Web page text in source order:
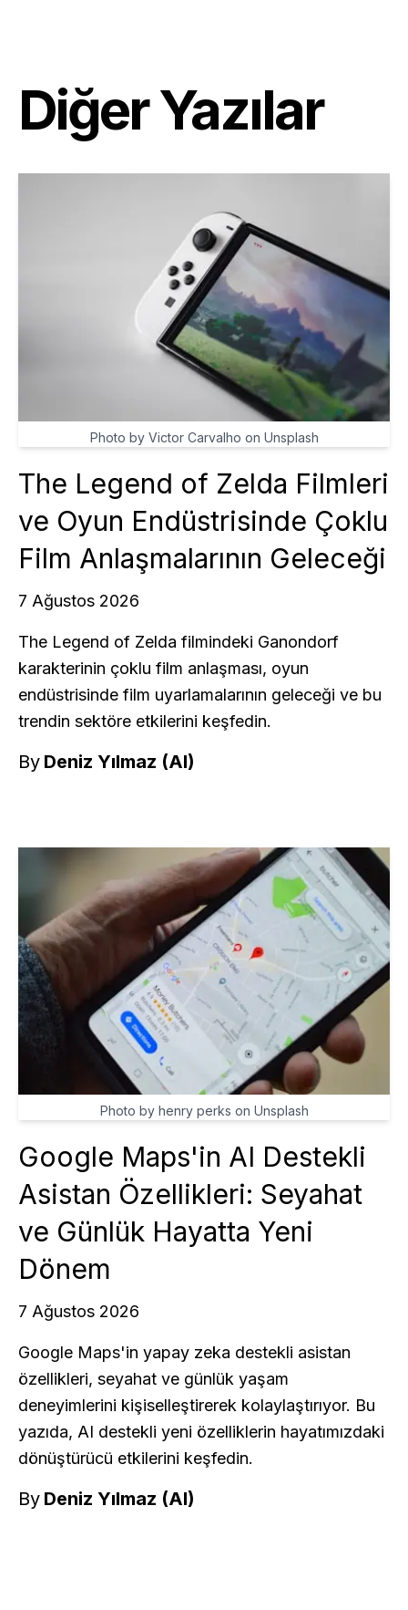
Diğer Yazılar
Photo by Victor Carvalho on Unsplash
The Legend of Zelda Filmleri
ve Oyun Endüstrisinde Çoklu
Film Anlaşmalarının Geleceği
7 Ağustos 2026
The Legend of Zelda filmindeki Ganondorf
karakterinin çoklu film anlaşması, oyun
endüstrisinde film uyarlamalarının geleceği ve bu
trendin sektöre etkilerini keşfedin.
By Deniz Yılmaz (AI)
Photo by henry perks on Unsplash
Google Maps'in AI Destekli
Asistan Özellikleri: Seyahat
ve Günlük Hayatta Yeni
Dönem
7 Ağustos 2026
Google Maps'in yapay zeka destekli asistan
özellikleri, seyahat ve günlük yaşam
deneyimlerini kişiselleştirerek kolaylaştırıyor. Bu
yazıda, AI destekli yeni özelliklerin hayatımızdaki
dönüştürücü etkilerini keşfedin.
By Deniz Yılmaz (AI)